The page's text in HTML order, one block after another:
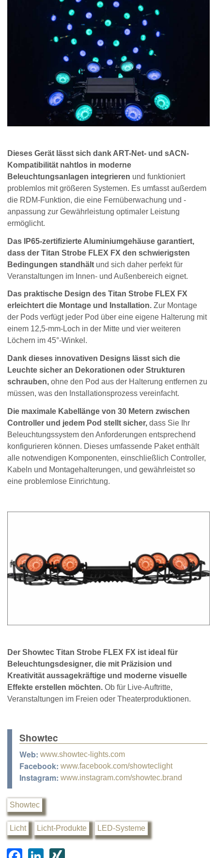
Dieses Gerät lässt sich dank ART-Net- und sACN-
Kompatibilität nahtlos in moderne
Beleuchtungsanlagen integrieren und funktioniert
problemlos mit größeren Systemen. Es umfasst außerdem
die RDM-Funktion, die eine Fernüberwachung und -
anpassung zur Gewährleistung optimaler Leistung
ermöglicht.
Das IP65-zertifizierte Aluminiumgehäuse garantiert,
dass der Titan Strobe FLEX FX den schwierigsten
Bedingungen standhält und sich daher perfekt für
Veranstaltungen im Innen- und Außenbereich eignet.
Das praktische Design des Titan Strobe FLEX FX
erleichtert die Montage und Installation. Zur Montage
der Pods verfügt jeder Pod über eine eigene Halterung mit
einem 12,5-mm-Loch in der Mitte und vier weiteren
Löchern im 45°-Winkel.
Dank dieses innovativen Designs lässt sich die
Leuchte sicher an Dekorationen oder Strukturen
schrauben, ohne den Pod aus der Halterung entfernen zu
müssen, was den Installationsprozess vereinfacht.
Die maximale Kabellänge von 30 Metern zwischen
Controller und jedem Pod stellt sicher, dass Sie Ihr
Beleuchtungssystem den Anforderungen entsprechend
konfigurieren können. Dieses umfassende Paket enthält
alle notwendigen Komponenten, einschließlich Controller,
Kabeln und Montagehalterungen, und gewährleistet so
eine problemlose Einrichtung.
Der Showtec Titan Strobe FLEX FX ist ideal für
Beleuchtungsdesigner, die mit Präzision und
Kreativität aussagekräftige und moderne visuelle
Effekte erstellen möchten. Ob für Live-Auftritte,
Veranstaltungen im Freien oder Theaterproduktionen.
Showtec
Web: www.showtec-lights.com
Facebook: www.facebook.com/showteclight
Instagram: www.instagram.com/showtec.brand
Showtec
Licht Licht-Produkte LED-Systeme